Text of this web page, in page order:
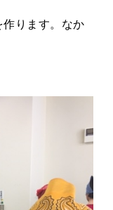
ります。なか